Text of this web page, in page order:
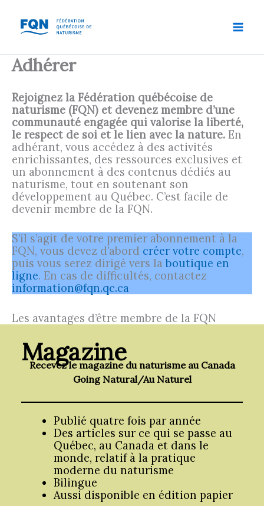
contenu
Adhérer
Rejoignez la Fédération québécoise de
naturisme (FQN) et devenez membre d’une
communauté engagée qui valorise la liberté,
le respect de soi et le lien avec la nature. En
adhérant, vous accédez à des activités
enrichissantes, des ressources exclusives et
un abonnement à des contenus dédiés au
naturisme, tout en soutenant son
développement au Québec. C’est facile de
devenir membre de la FQN.
S’il s’agit de votre premier abonnement à la
FQN, vous devez d’abord créer votre compte,
puis vous serez dirigé vers laboutique en
ligne. En cas de difficultés, contactez
information@fqn.qc.ca
Les avantages d’être membre de la FQN
Magazine
Recevez le magazine du naturisme au Canada
Going Natural/Au Naturel
Publié quatre fois par année
Des articles sur ce qui se passe au
Québec, au Canada et dans le
monde, relatif à la pratique
moderne du naturisme
Bilingue
Aussi disponible en édition papier